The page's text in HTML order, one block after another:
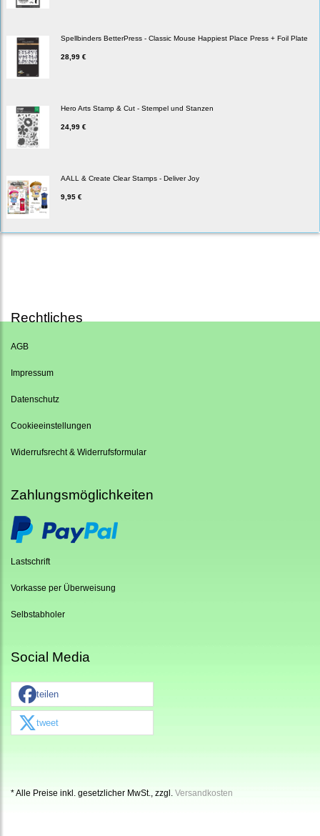
Spellbinders BetterPress - Classic Mouse Happiest Place Press + Foil Plate
28,99 €
Hero Arts Stamp & Cut - Stempel und Stanzen
24,99 €
AALL & Create Clear Stamps - Deliver Joy
9,95 €
Rechtliches
AGB
Impressum
Datenschutz
Cookieeinstellungen
Widerrufsrecht & Widerrufsformular
Zahlungsmöglichkeiten
Lastschrift
Vorkasse per Überweisung
Selbstabholer
Social Media
teilen
tweet
* Alle Preise inkl. gesetzlicher MwSt., zzgl. Versandkosten